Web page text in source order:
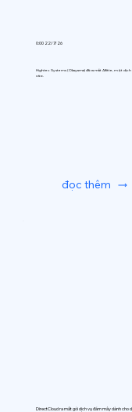
0:00 22/7/26
Hightec Systems (Okayama) đã ra mắt AIfitte, một
cáo.
đọc thêm
DirectCloud ra mắt gói dịch vụ đám mây dành cho